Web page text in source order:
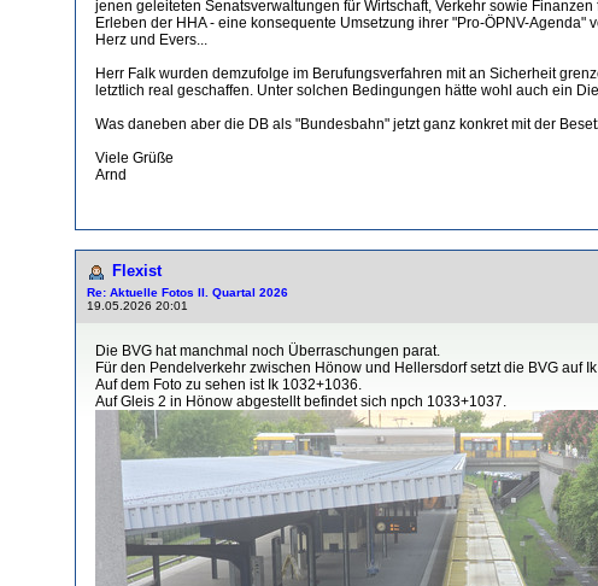
jenen geleiteten Senatsverwaltungen für Wirtschaft, Verkehr sowie
Erleben der HHA - eine konsequente Umsetzung ihrer "Pro-ÖPNV-
Herz und Evers...
Herr Falk wurden demzufolge im Berufungsverfahren mit an Sicherheit
letztlich real geschaffen. Unter solchen Bedingungen hätte wohl auch ein
Was daneben aber die DB als "Bundesbahn" jetzt ganz konkret mit der
Viele Grüße
Arnd
Flexist
Re: Aktuelle Fotos II. Quartal 2026
19.05.2026 20:01
Die BVG hat manchmal noch Überraschungen parat.
Für den Pendelverkehr zwischen Hönow und Hellersdorf setzt die BVG auf
Auf dem Foto zu sehen ist Ik 1032+1036.
Auf Gleis 2 in Hönow abgestellt befindet sich npch 1033+1037.